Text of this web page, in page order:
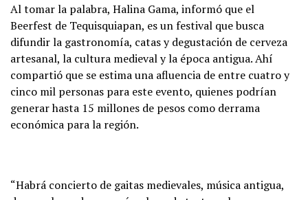
Al tomar la palabra, Halina Gama, informó que el
Beerfest de Tequisquiapan, es un festival que busca
difundir la gastronomía, catas y degustación de cerveza
artesanal, la cultura medieval y la época antigua. Ahí
compartió que se estima una afluencia de entre cuatro y
cinco mil personas para este evento, quienes podrían
generar hasta 15 millones de pesos como derrama
económica para la región.
“Habrá concierto de gaitas medievales, música antigua,